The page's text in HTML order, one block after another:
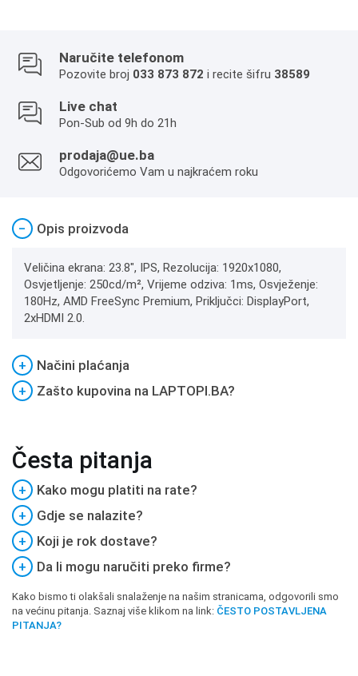
Naručite telefonom
Pozovite broj 033 873 872 i recite šifru 38589
Live chat
Pon-Sub od 9h do 21h
prodaja@ue.ba
Odgovorićemo Vam u najkraćem roku
− Opis proizvoda
Veličina ekrana: 23.8", IPS, Rezolucija: 1920x1080,
Osvjetljenje: 250cd/m², Vrijeme odziva: 1ms, Osvježenje:
180Hz, AMD FreeSync Premium, Priključci: DisplayPort,
2xHDMI 2.0.
+
Načini plaćanja
+
Zašto kupovina na LAPTOPI.BA?
Česta pitanja
+
Kako mogu platiti na rate?
+
Gdje se nalazite?
+
Koji je rok dostave?
+
Da li mogu naručiti preko firme?
Kako bismo ti olakšali snalaženje na našim stranicama, odgovorili smo
na većinu pitanja. Saznaj više klikom na link: ČESTO POSTAVLJENA
PITANJA?